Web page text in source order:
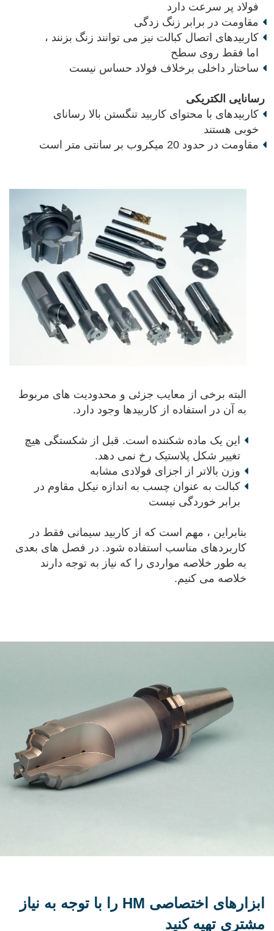
فولاد پر سرعت دارد
مقاومت در برابر زنگ زدگی
کاربیدهای اتصال کبالت نیز می توانند زنگ بزنند ،
اما فقط روی سطح
ساختار داخلی برخلاف فولاد حساس نیست
رسانایی الکتریکی
کاربیدهای با محتوای کاربید تنگستن بالا رسانای
خوبی هستند
مقاومت در حدود 20 میکروب بر سانتی متر است
البته برخی از معایب جزئی و محدودیت های مربوط
به آن در استفاده از کاربیدها وجود دارد.
این یک ماده شکننده است. قبل از شکستگی هیچ
تغییر شکل پلاستیک رخ نمی دهد.
وزن بالاتر از اجزای فولادی مشابه
کبالت به عنوان چسب به اندازه نیکل مقاوم در
برابر خوردگی نیست
بنابراین ، مهم است که از کاربید سیمانی فقط در
کاربردهای مناسب استفاده شود. در فصل های بعدی
به طور خلاصه مواردی را که نیاز به توجه دارند
خلاصه می کنیم.
ابزارهای اختصاصی HM را با توجه به نیاز
مشتری تهیه کنید